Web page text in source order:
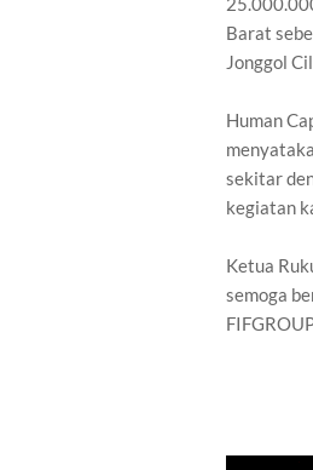
Barat
Jonggol
Human
sekitar
kegiatan
Ketua
semoga